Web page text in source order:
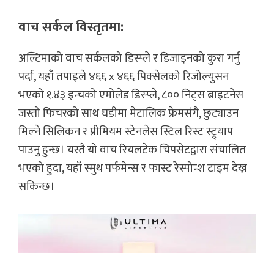
वाच सर्कल विस्तृतमा:
अल्टिमाको वाच सर्कलको डिस्प्ले र डिजाइनको कुरा गर्नु
पर्दा, यहाँ तपाइले ४६६ x ४६६ पिक्सेलको रिजोल्युसन
भएको १.४३ इन्चको एमोलेड डिस्प्ले, ८०० निट्स ब्राइटनेस
जस्तो फिचरको साथ घडीमा मेटालिक फ्रेमसंगै, छुट्याउन
मिल्ने सिलिकन र प्रीमियम स्टेनलेस स्टिल रिस्ट स्ट्र्याप
पाउनु हुन्छ। यस्तै यो वाच रियलटेक चिपसेटद्वारा संचालित
भएको हुदा, यहाँ स्मुथ पर्फमेन्स र फास्ट रेस्पोन्श टाइम देख्न
सकिन्छ।